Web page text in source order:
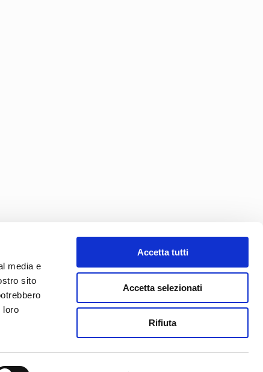
media e
sito
loro
Accetta tutti
Accetta selezionati
Rifiuta